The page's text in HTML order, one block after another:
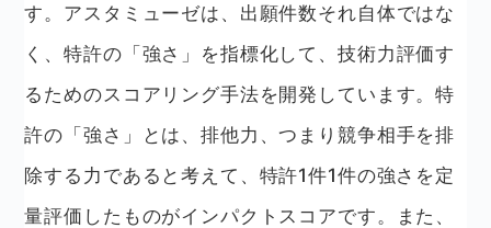
す。アスタミューゼは、出願件数それ自体ではな
く、特許の「強さ」を指標化して、技術力評価す
るためのスコアリング手法を開発しています。特
許の「強さ」とは、排他力、つまり競争相手を排
除する力であると考えて、特許1件1件の強さを定
量評価したものがインパクトスコアです。また、